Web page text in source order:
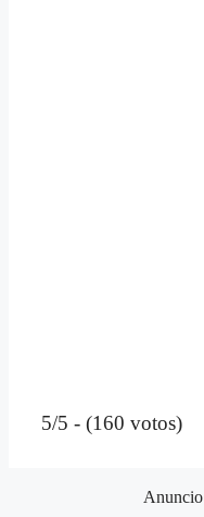
5/5 - (160 votos)
Anuncio